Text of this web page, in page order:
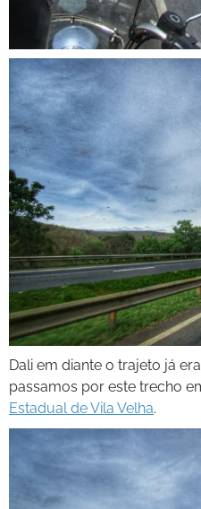
Dali em diante o trajeto já
passamos por este trecho
Estadual de Vila Velha.